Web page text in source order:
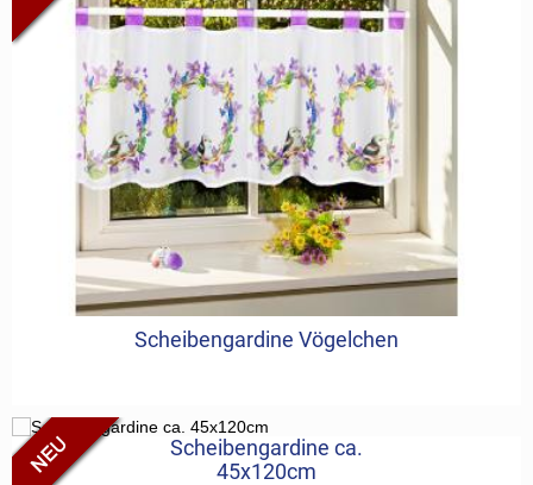
Scheibengardine Vögelchen
Scheibengardine ca.
45x120cm